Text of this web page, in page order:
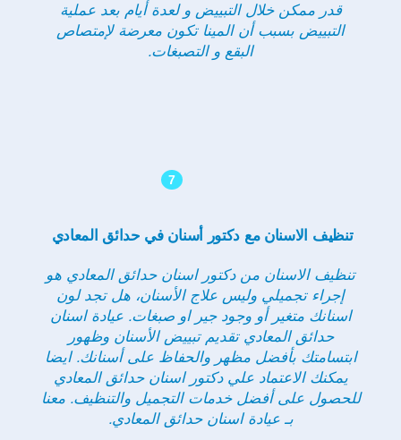
قدر ممكن خلال التبييض و لعدة أيام بعد عملية
التبييض بسبب أن المينا تكون معرضة لإمتصاص
البقع و التصبغات.
7
تنظيف الاسنان مع دكتور أسنان في حدائق المعادي
تنظيف الاسنان من دكتور اسنان حدائق المعادي هو
إجراء تجميلي وليس علاج الأسنان، هل تجد لون
اسنانك متغير أو وجود جير او صبغات. عيادة اسنان
حدائق المعادي تقديم تبييض الأسنان وظهور
ابتسامتك بأفضل مظهر والحفاظ على أسنانك. ايضا
يمكنك الاعتماد علي دكتور اسنان حدائق المعادي
للحصول على أفضل خدمات التجميل والتنظيف. معنا
بـ عيادة اسنان حدائق المعادي.